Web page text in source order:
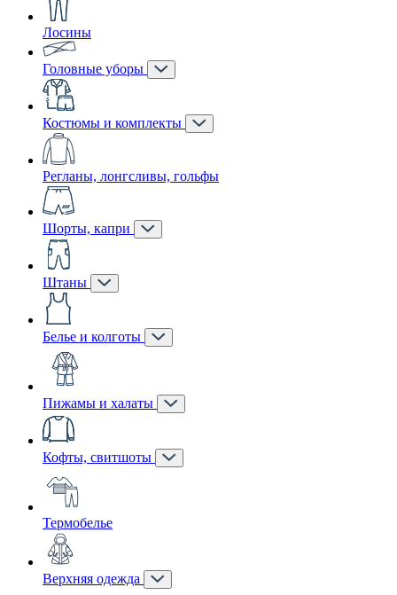
Лосины
Головные уборы
Костюмы и комплекты
Регланы, лонгсливы, гольфы
Шорты, капри
Штаны
Белье и колготы
Пижамы и халаты
Кофты, свитшоты
Термобелье
Верхняя одежда